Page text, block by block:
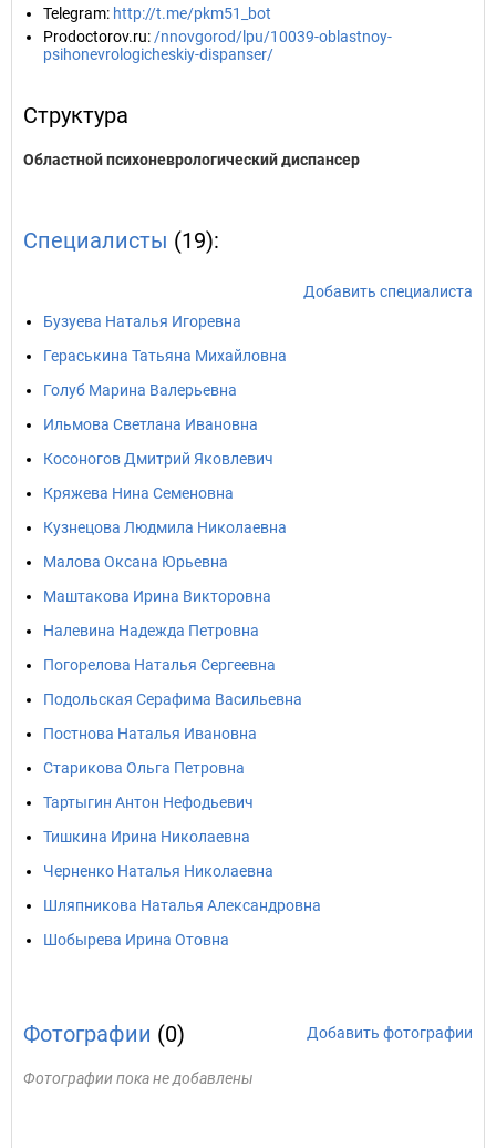
Telegram: http://t.me/pkm51_bot
Prodoctorov.ru: /nnovgorod/lpu/10039-oblastnoy-
psihonevrologicheskiy-dispanser/
Структура
Областной психоневрологический диспансер
Специалисты (19):
Добавить специалиста
Бузуева Наталья Игоревна
Гераськина Татьяна Михайловна
Голуб Марина Валерьевна
Ильмова Светлана Ивановна
Косоногов Дмитрий Яковлевич
Кряжева Нина Семеновна
Кузнецова Людмила Николаевна
Малова Оксана Юрьевна
Маштакова Ирина Викторовна
Налевина Надежда Петровна
Погорелова Наталья Сергеевна
Подольская Серафима Васильевна
Постнова Наталья Ивановна
Старикова Ольга Петровна
Тартыгин Антон Нефодьевич
Тишкина Ирина Николаевна
Черненко Наталья Николаевна
Шляпникова Наталья Александровна
Шобырева Ирина Отовна
Фотографии (0) Добавить фотографии
Фотографии пока не добавлены